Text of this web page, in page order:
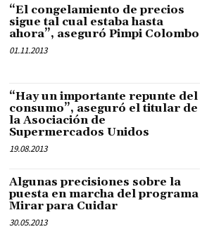
“El congelamiento de precios
sigue tal cual estaba hasta
ahora”, aseguró Pimpi Colombo
01.11.2013
“Hay un importante repunte del
consumo”, aseguró el titular de
la Asociación de
Supermercados Unidos
19.08.2013
Algunas precisiones sobre la
puesta en marcha del programa
Mirar para Cuidar
30.05.2013